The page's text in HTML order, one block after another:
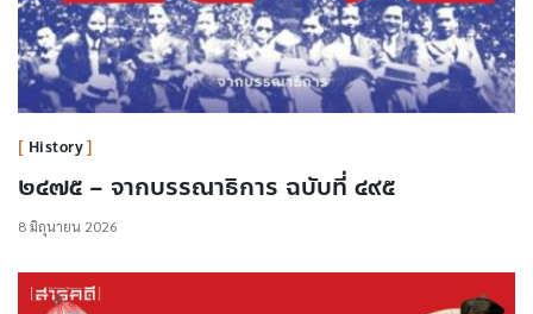
History
๒๔๗๕ – จากบรรณาธิการ ฉบับที่ ๔๙๕
8 มิถุนายน 2026